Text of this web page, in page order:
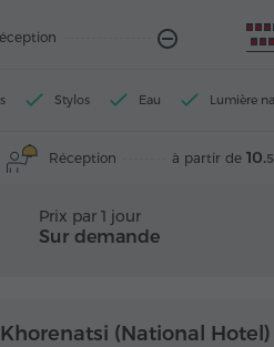
Stylos Eau Lumière
Réception à partir de 10.
Prix par 1 jour
Sur demande
(National Hotel)